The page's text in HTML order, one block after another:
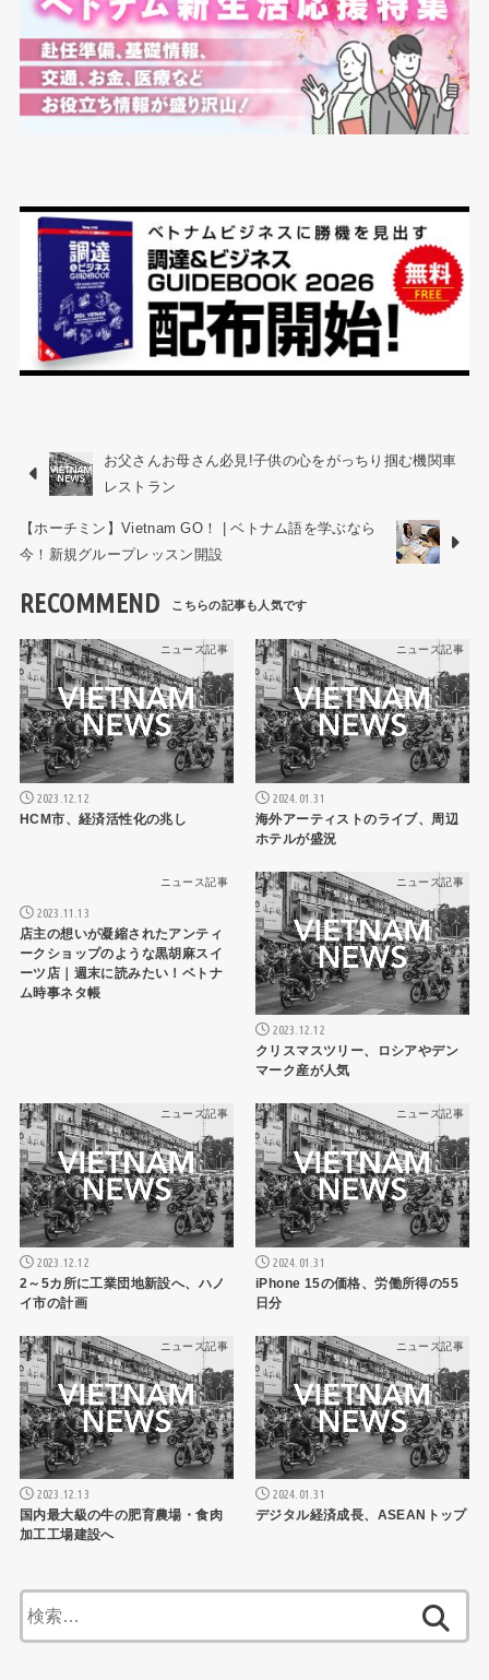
お父さんお母さん必見!子供の心をがっちり掴む機関車
レストラン
【ホーチミン】Vietnam GO！ | ベトナム語を学ぶなら
今！新規グループレッスン開設
RECOMMEND
ニュース記事
2023.12.12
HCM市、経済活性化の兆し
ニュース記事
2024.01.31
海外アーティストのライブ、周辺
ホテルが盛況
ニュース記事
2023.11.13
店主の想いが凝縮されたアンティ
ークショップのような黒胡麻スイ
ーツ店｜週末に読みたい！ベトナ
ム時事ネタ帳
ニュース記事
2023.12.12
クリスマスツリー、ロシアやデン
マーク産が人気
ニュース記事
2023.12.12
2～5カ所に工業団地新設へ、ハノ
イ市の計画
ニュース記事
2024.01.31
iPhone 15の価格、労働所得の55
日分
ニュース記事
2023.12.13
国内最大級の牛の肥育農場・食肉
加工工場建設へ
ニュース記事
2024.01.31
デジタル経済成長、ASEANトップ
索: